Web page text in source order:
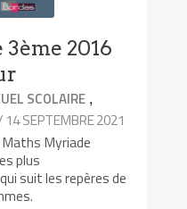
2016
SCOLAIRE ,
14 SEPTEMBRE 2021
Myriade
plus
suit les repères de